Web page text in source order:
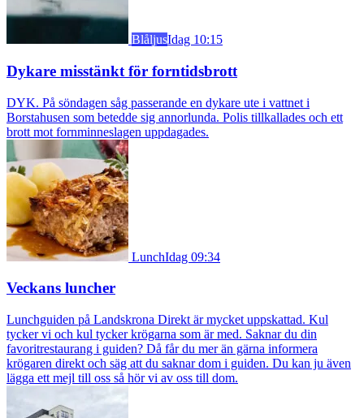
BlåljusIdag 10:15
Dykare misstänkt för forntidsbrott
DYK. På söndagen såg passerande en dykare ute i vattnet i
Borstahusen som betedde sig annorlunda. Polis tillkallades och ett
brott mot fornminneslagen uppdagades.
LunchIdag 09:34
Veckans luncher
Lunchguiden på Landskrona Direkt är mycket uppskattad. Kul
tycker vi och kul tycker krögarna som är med. Saknar du din
favoritrestaurang i guiden? Då får du mer än gärna informera
krögaren direkt och säg att du saknar dom i guiden. Du kan ju även
lägga ett mejl till oss så hör vi av oss till dom.